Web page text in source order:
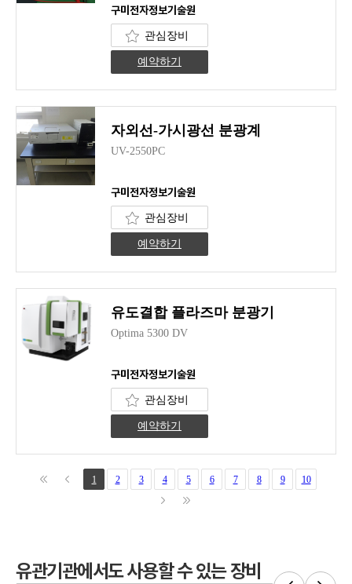
구미전자정보기술원
관심장비
예약하기
자외선-가시광선 분광계
UV-2550PC
구미전자정보기술원
관심장비
예약하기
유도결합 플라즈마 분광기
Optima 5300 DV
구미전자정보기술원
관심장비
예약하기
1 2 3 4 5 6 7 8 9 10
유관기관에서도 사용할 수 있는 장비